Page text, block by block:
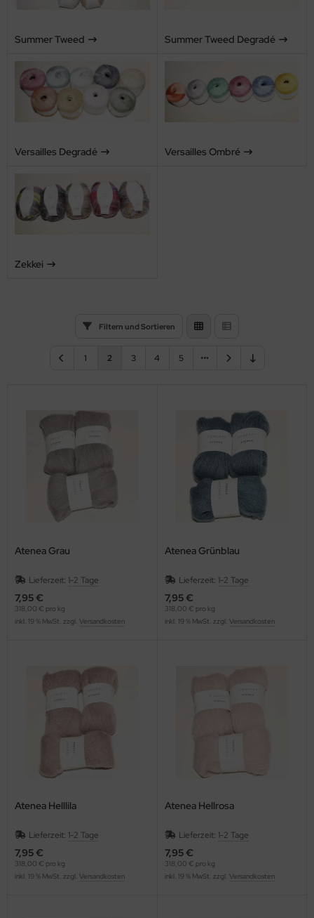
Summer Tweed Summer Tweed Degradé
Versailles Degradé Versailles Ombré
Zekkei
Filtern und Sortieren
1 2 3 4 5
Atenea Grau
Lieferzeit: 1-2 Tage
7,95 €
318,00 € pro kg
inkl. 19 % MwSt. zzgl. Versandkosten
Atenea Grünblau
Lieferzeit: 1-2 Tage
7,95 €
318,00 € pro kg
inkl. 19 % MwSt. zzgl. Versandkosten
Atenea Helllila
Lieferzeit: 1-2 Tage
7,95 €
318,00 € pro kg
inkl. 19 % MwSt. zzgl. Versandkosten
Atenea Hellrosa
Lieferzeit: 1-2 Tage
7,95 €
318,00 € pro kg
inkl. 19 % MwSt. zzgl. Versandkosten